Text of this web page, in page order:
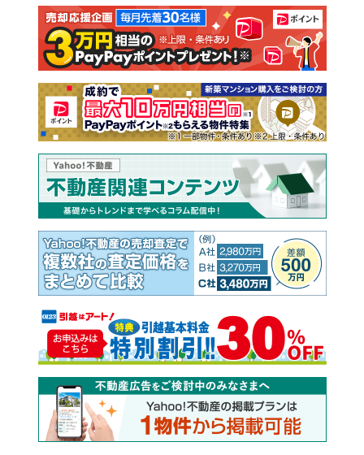
注文住宅 土地
売却査定